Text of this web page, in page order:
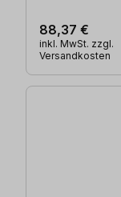
88,37 €
inkl. MwSt. zzgl.
Versandkosten